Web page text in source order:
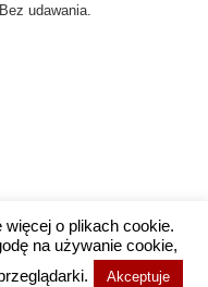
udawania.
/ Projekt i
o plikach cookie.
na używanie cookie,
Akceptuje